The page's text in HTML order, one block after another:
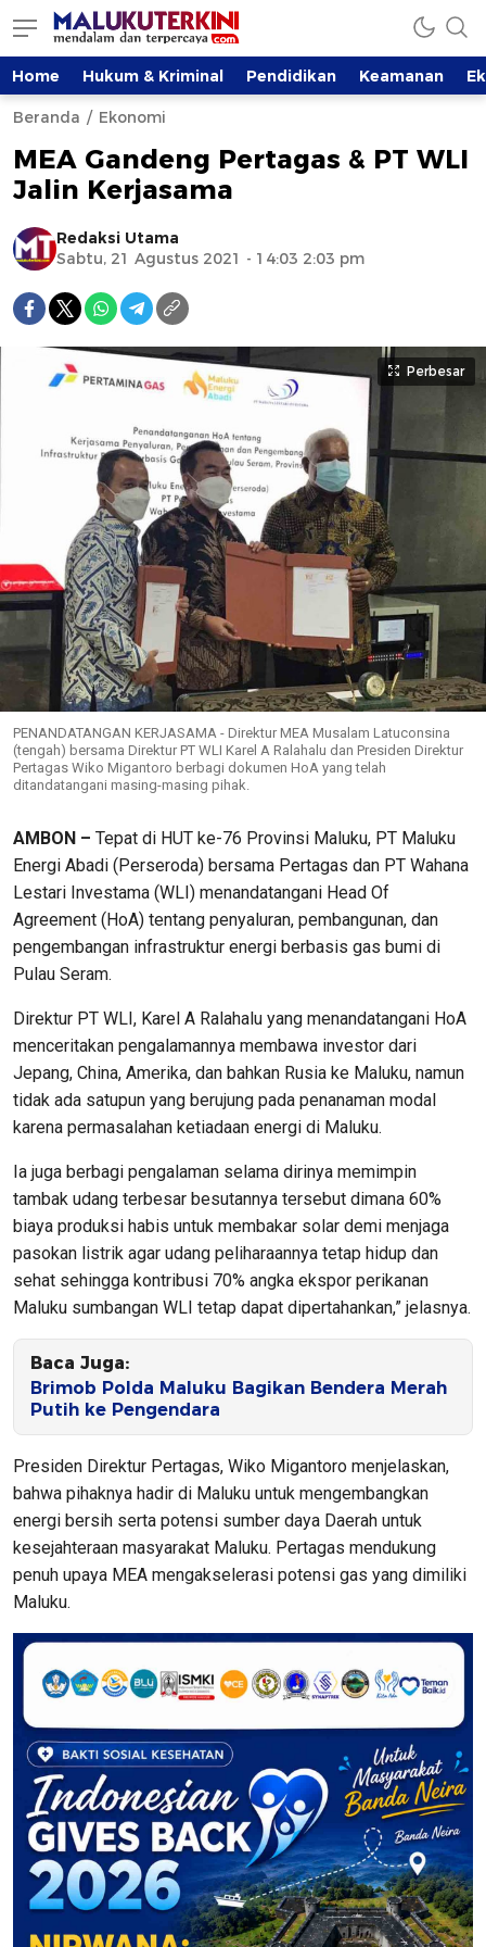
Home Hukum & Kriminal Pendidikan Keamanan
Beranda Ekonomi
MEA Gandeng Pertagas & PT WLI
Jalin Kerjasama
Redaksi Utama
Sabtu, 21 Agustus 2021 - 14:03 2:03 pm
Perbesar
PENANDATANGAN KERJASAMA - Direktur MEA Musalam Latuconsina
(tengah) bersama Direktur PT WLI Karel A Ralahalu dan Presiden Direktur
Pertagas Wiko Migantoro berbagi dokumen HoA yang telah
ditandatangani masing-masing pihak.
AMBON – Tepat di HUT ke-76 Provinsi Maluku, PT Maluku
Energi Abadi (Perseroda) bersama Pertagas dan PT Wahana
Lestari Investama (WLI) menandatangani Head Of
Agreement (HoA) tentang penyaluran, pembangunan, dan
pengembangan infrastruktur energi berbasis gas bumi di
Pulau Seram.
Direktur PT WLI, Karel A Ralahalu yang menandatangani HoA
menceritakan pengalamannya membawa investor dari
Jepang, China, Amerika, dan bahkan Rusia ke Maluku, namun
tidak ada satupun yang berujung pada penanaman modal
karena permasalahan ketiadaan energi di Maluku.
Ia juga berbagi pengalaman selama dirinya memimpin
tambak udang terbesar besutannya tersebut dimana 60%
biaya produksi habis untuk membakar solar demi menjaga
pasokan listrik agar udang peliharaannya tetap hidup dan
sehat sehingga kontribusi 70% angka ekspor perikanan
Maluku sumbangan WLI tetap dapat dipertahankan,” jelasnya.
Baca Juga:
Brimob Polda Maluku Bagikan Bendera Merah
Putih ke Pengendara
Presiden Direktur Pertagas, Wiko Migantoro menjelaskan,
bahwa pihaknya hadir di Maluku untuk mengembangkan
energi bersih serta potensi sumber daya Daerah untuk
kesejahteraan masyarakat Maluku. Pertagas mendukung
penuh upaya MEA mengakselerasi potensi gas yang dimiliki
Maluku.